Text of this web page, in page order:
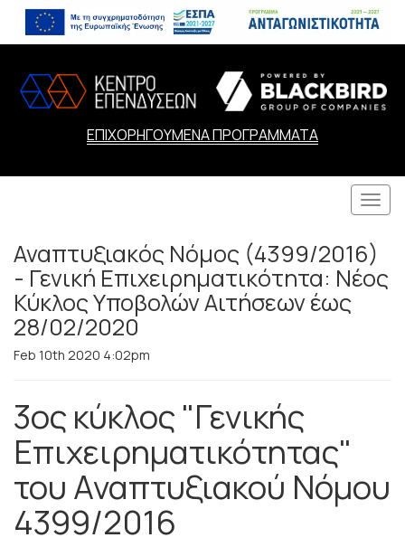
ΕΠΙΧΟΡΗΓΟΥΜΕΝΑ ΠΡΟΓΡΑΜΜΑΤΑ
Αναπτυξιακός Νόμος (4399/2016)
- Γενική Επιχειρηματικότητα: Νέος
Κύκλος Υποβολών Αιτήσεων έως
28/02/2020
Feb 10th 2020 4:02pm
3ος κύκλος "Γενικής
Επιχειρηματικότητας"
του Αναπτυξιακού Νόμου
4399/2016